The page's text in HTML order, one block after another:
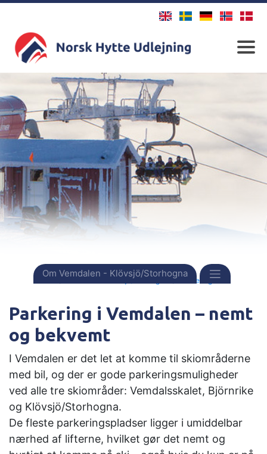
Om Vemdalen - Klövsjö/Storhogna
Forside Destinationer
Sverige
Vemdalen - Klövsjö/Storhogna
Parkering
Parkering i Vemdalen – nemt
og bekvemt
I Vemdalen er det let at komme til skiområderne
med bil, og der er gode parkeringsmuligheder
ved alle tre skiområder: Vemdalsskalet, Björnrike
og Klövsjö/Storhogna.
De fleste parkeringspladser ligger i umiddelbar
nærhed af lifterne, hvilket gør det nemt og